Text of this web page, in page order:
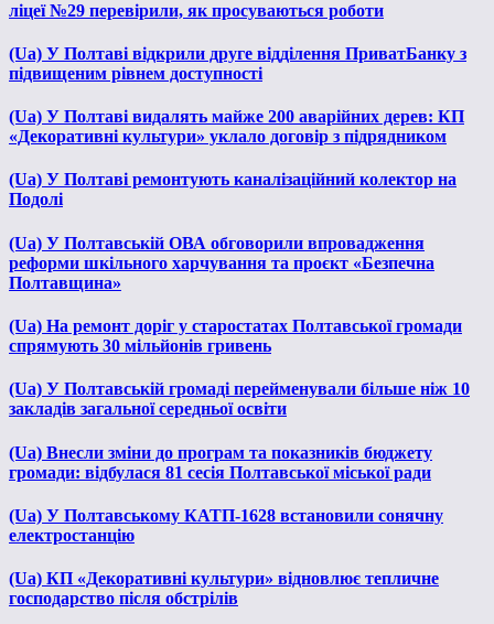
ліцеї №29 перевірили, як просуваються роботи
(Ua) У Полтаві відкрили друге відділення ПриватБанку з
підвищеним рівнем доступності
(Ua) У Полтаві видалять майже 200 аварійних дерев: КП
«Декоративні культури» уклало договір з підрядником
(Ua) У Полтаві ремонтують каналізаційний колектор на
Подолі
(Ua) У Полтавській ОВА обговорили впровадження
реформи шкільного харчування та проєкт «Безпечна
Полтавщина»
(Ua) На ремонт доріг у старостатах Полтавської громади
спрямують 30 мільйонів гривень
(Ua) У Полтавській громаді перейменували більше ніж 10
закладів загальної середньої освіти
(Ua) Внесли зміни до програм та показників бюджету
громади: відбулася 81 сесія Полтавської міської ради
(Ua) У Полтавському КАТП-1628 встановили сонячну
електростанцію
(Ua) КП «Декоративні культури» відновлює тепличне
господарство після обстрілів